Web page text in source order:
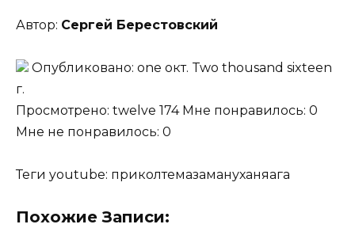
Автор: Сергей Берестовский
Опубликовано: one окт. Two thousand sixteen
г.
Просмотрено: twelve 174 Мне понравилось: 0
Мне не понравилось: 0
Теги youtube: приколтемазамануханяага
Похожие Записи: